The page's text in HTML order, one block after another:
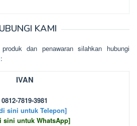
KAMI
dаn реnаwаrаn sіlаhkаn hubungі
IVAN
0812-7819-3981
sini untuk Telepon]
sini untuk WhatsApp]